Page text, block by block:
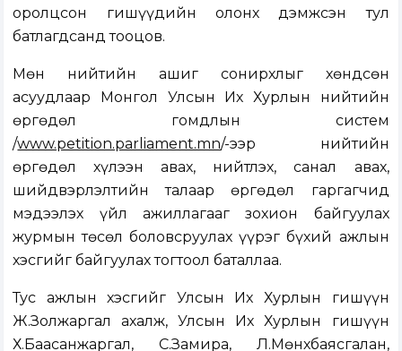
оролцсон гишүүдийн олонх дэмжсэн тул
батлагдсанд тооцов.
Мөн нийтийн ашиг сонирхлыг хөндсөн
асуудлаар Монгол Улсын Их Хурлын нийтийн
өргөдөл гомдлын систем
/www.petition.parliament.mn/-ээр нийтийн
өргөдөл хүлээн авах, нийтлэх, санал авах,
шийдвэрлэлтийн талаар өргөдөл гаргагчид
мэдээлэх үйл ажиллагааг зохион байгуулах
журмын төсөл боловсруулах үүрэг бүхий ажлын
хэсгийг байгуулах тогтоол баталлаа.
Тус ажлын хэсгийг Улсын Их Хурлын гишүүн
Ж.Золжаргал ахалж, Улсын Их Хурлын гишүүн
Х.Баасанжаргал, С.Замира, Л.Мөнхбаясгалан,